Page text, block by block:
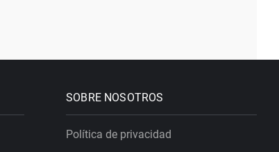
SOBRE NOSOTROS
Política de privacidad